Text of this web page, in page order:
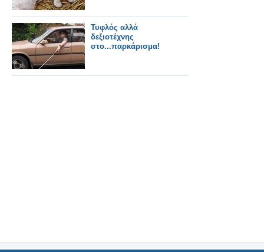
Τυφλός αλλά
δεξιοτέχνης
στο...παρκάρισμα!